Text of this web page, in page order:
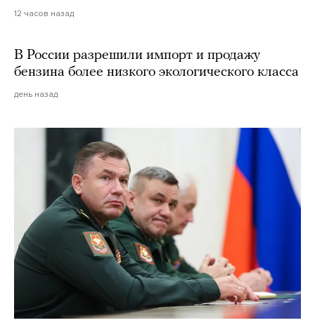
12 часов назад
В России разрешили импорт и продажу
бензина более низкого экологического класса
день назад